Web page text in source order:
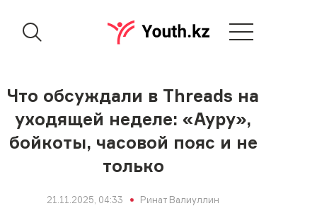
Что обсуждали в Threads на
уходящей неделе: «Ауру»,
бойкоты, часовой пояс и не
только
21.11.2025, 04:33 Ринат Валиуллин